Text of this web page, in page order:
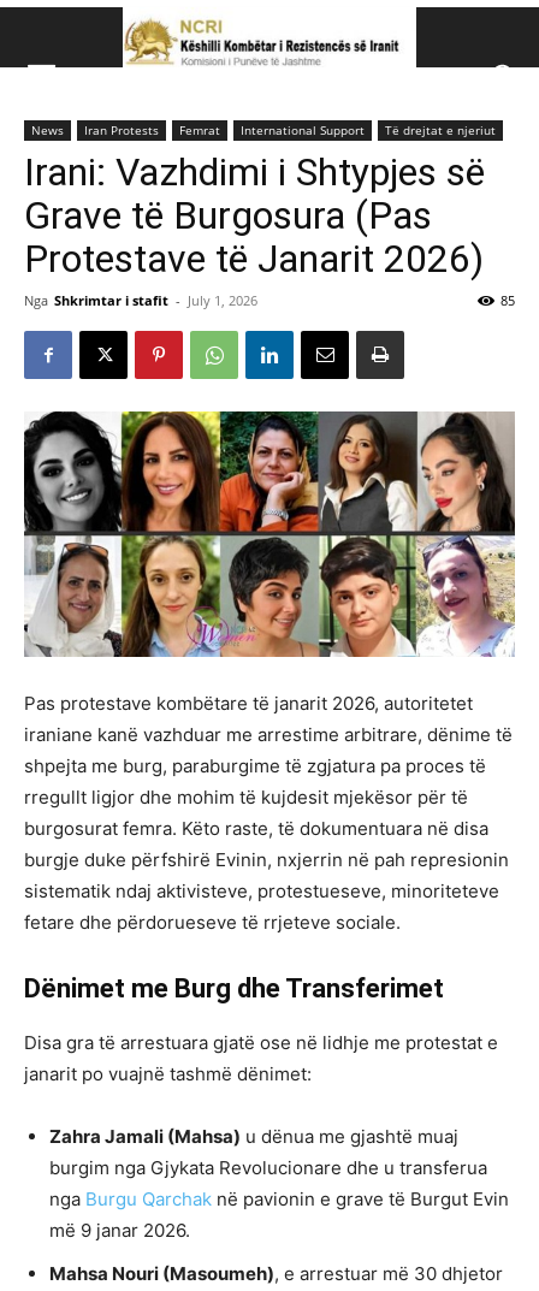
Këshillit Kombëtar të Rezistencës së Iranit (NCRI)
News Iran Protests Femrat International Support Të drejtat e njeriut
Irani: Vazhdimi i Shtypjes së
Grave të Burgosura (Pas
Protestave të Janarit 2026)
Nga Shkrimtar i stafit - July 1, 2026 85
Pas protestave kombëtare të janarit 2026, autoritetet
iraniane kanë vazhduar me arrestime arbitrare, dënime të
shpejta me burg, paraburgime të zgjatura pa proces të
rregullt ligjor dhe mohim të kujdesit mjekësor për të
burgosurat femra. Këto raste, të dokumentuara në disa
burgje duke përfshirë Evinin, nxjerrin në pah represionin
sistematik ndaj aktivisteve, protestueseve, minoriteteve
fetare dhe përdorueseve të rrjeteve sociale.
Dënimet me Burg dhe Transferimet
Disa gra të arrestuara gjatë ose në lidhje me protestat e
janarit po vuajnë tashmë dënimet:
Zahra Jamali (Mahsa) u dënua me gjashtë muaj
burgim nga Gjykata Revolucionare dhe u transferua
nga Burgu Qarchak në pavionin e grave të Burgut Evin
më 9 janar 2026.
Mahsa Nouri (Masoumeh), e arrestuar më 30 dhjetor